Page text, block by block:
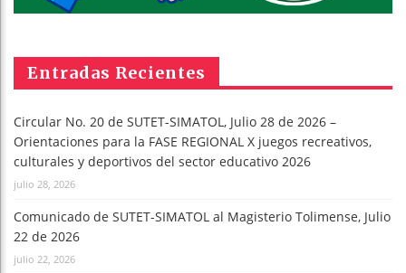
Entradas Recientes
Circular No. 20 de SUTET-SIMATOL, Julio 28 de 2026 –
Orientaciones para la FASE REGIONAL X juegos recreativos,
culturales y deportivos del sector educativo 2026
julio 28, 2026
Comunicado de SUTET-SIMATOL al Magisterio Tolimense, Julio
22 de 2026
julio 22, 2026